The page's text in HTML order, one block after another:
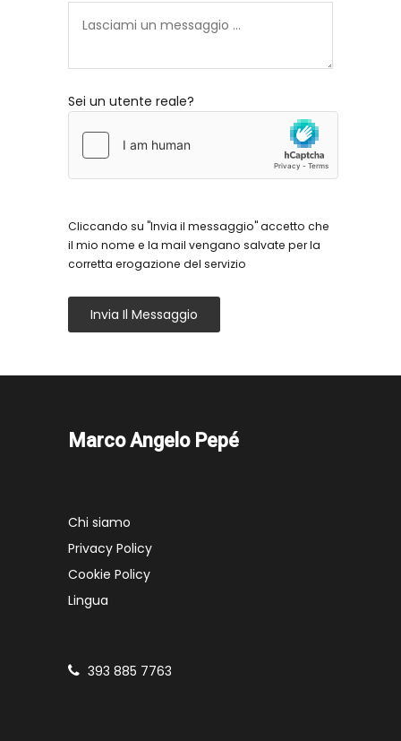
Sei un utente reale?
Cliccando su "Invia il messaggio" accetto che
il mio nome e la mail vengano salvate per la
corretta erogazione del servizio
Invia Il Messaggio
Marco Angelo Pepé
Chi siamo
Privacy Policy
Cookie Policy
Lingua
393 885 7763